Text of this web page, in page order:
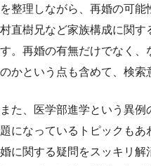
を整理しながら、再婚の可
村直樹兄など家族構成に関す
す。再婚の有無だけでなく、
のかという点も含めて、検索
また、医学部進学という異
題になっているトピックも
婚に関する疑問をスッキリ